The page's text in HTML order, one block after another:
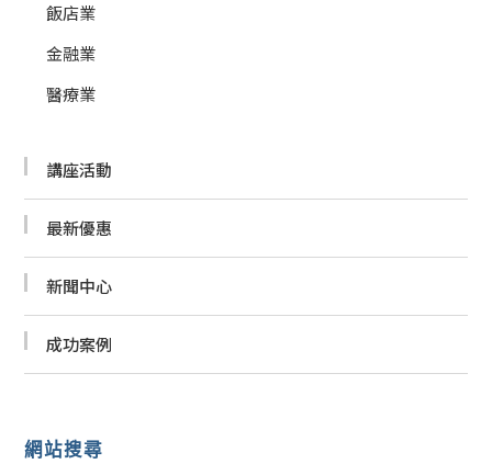
飯店業
金融業
醫療業
講座活動
最新優惠
新聞中心
成功案例
網站搜尋